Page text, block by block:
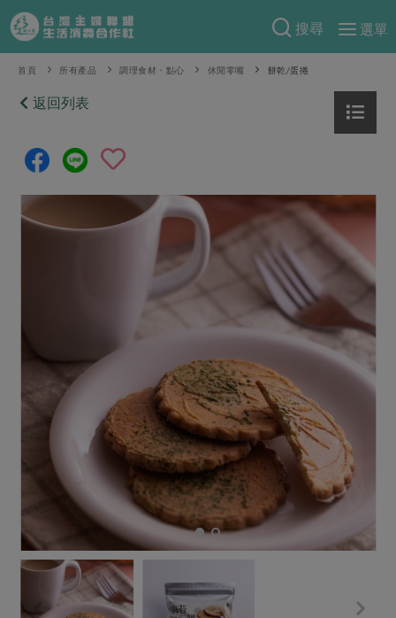
搜尋
選單
產品分類
當季蔬果
芽苗類
辛香料類
肉品・水產
畜產肉類 水產
水畜加工品
調理食材・點心
調味醬料/南北貨 烘焙
休閒零嘴 沖泡飲品
保健食品
食譜料理
食材
麵食
蛋料理
烘焙．點心
湯品．鍋物
漬物
涼拌沙拉
特別企畫
預購活動
把最好的台灣味帶回家！
2026年端午節預購圓滿結束
當季產品
合作25-經典快閃最後一週
合作25-精選產品第四彈
合作25-精選產品第三彈
更多當季產品
議題活動
主婦聯盟X樂齡網特約優惠案
綠主張
一籃菜真心話
合作聯合國
生活提案
樂齡生活 親子食育
廚房瑜伽
關注議題
減硝酸鹽 惜食
支持本土農糧
廢核運動 能源議題
減添加物 減塑減廢
合作社組織
員工與求才
自主把關
硝酸鹽檢驗
社員權益
首頁 所有產品 調理食材・點心 休閒零嘴 餅乾/蛋捲
返回列表